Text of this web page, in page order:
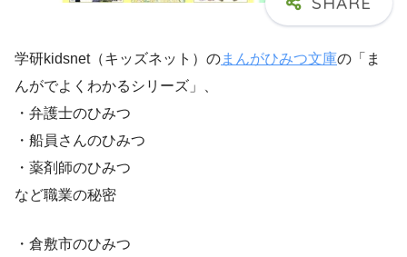
学研kidsnet（キッズネット）のまんがひみつ文庫の「ま
んがでよくわかるシリーズ」、
・弁護士のひみつ
・船員さんのひみつ
・薬剤師のひみつ
など職業の秘密
・倉敷市のひみつ